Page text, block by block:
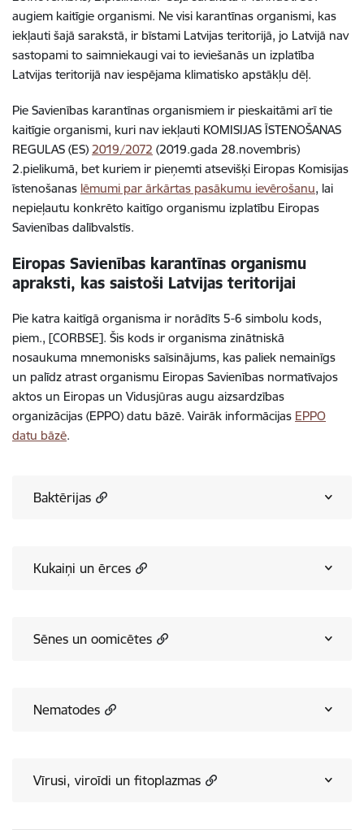
augiem kaitīgie organismi. Ne visi karantīnas organismi, kas
iekļauti šajā sarakstā, ir bīstami Latvijas teritorijā, jo Latvijā nav
sastopami to saimniekaugi vai to ieviešanās un izplatība
Latvijas teritorijā nav iespējama klimatisko apstākļu dēļ.
Pie Savienības karantīnas organismiem ir pieskaitāmi arī tie
kaitīgie organismi, kuri nav iekļauti KOMISIJAS ĪSTENOŠANAS
REGULAS (ES) 2019/2072 (2019.gada 28.novembris)
2.pielikumā, bet kuriem ir pieņemti atsevišķi Eiropas Komisijas
īstenošanas lēmumi par ārkārtas pasākumu ievērošanu, lai
nepieļautu konkrēto kaitīgo organismu izplatību Eiropas
Savienības dalībvalstīs.
Eiropas Savienības karantīnas organismu
apraksti, kas saistoši Latvijas teritorijai
Pie katra kaitīgā organisma ir norādīts 5-6 simbolu kods,
piem., [CORBSE]. Šis kods ir organisma zinātniskā
nosaukuma mnemonisks saīsinājums, kas paliek nemainīgs
un palīdz atrast organismu Eiropas Savienības normatīvajos
aktos un Eiropas un Vidusjūras augu aizsardzības
organizācijas (EPPO) datu bāzē. Vairāk informācijas EPPO
datu bāzē.
Baktērijas
Kukaiņi un ērces
Sēnes un oomicētes
Nematodes
Vīrusi, viroīdi un fitoplazmas